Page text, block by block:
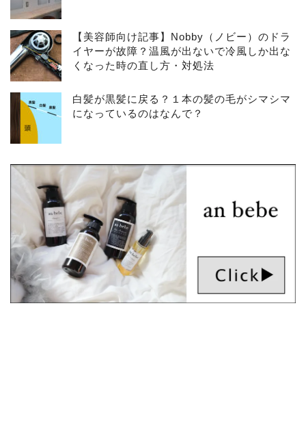
【美容師向け記事】Nobby（ノビー）のドラ
イヤーが故障？温風が出ないで冷風しか出な
くなった時の直し方・対処法
白髪が黒髪に戻る？１本の髪の毛がシマシマ
になっているのはなんで？